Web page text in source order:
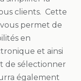
clients. Cette
permet de
en
et ainsi
de sélectionner
également